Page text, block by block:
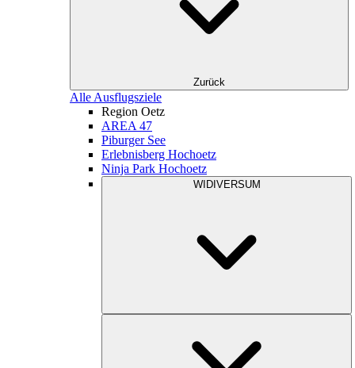
Zurück
Alle Ausflugsziele
Region Oetz
AREA 47
Piburger See
Erlebnisberg Hochoetz
Ninja Park Hochoetz
WIDIVERSUM